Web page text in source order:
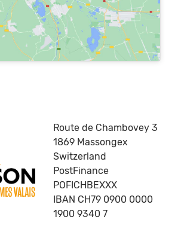
Route de Chambovey 3
1869 Massongex
Switzerland
PostFinance
POFICHBEXXX
IBAN CH79 0900 0000
1900 9340 7